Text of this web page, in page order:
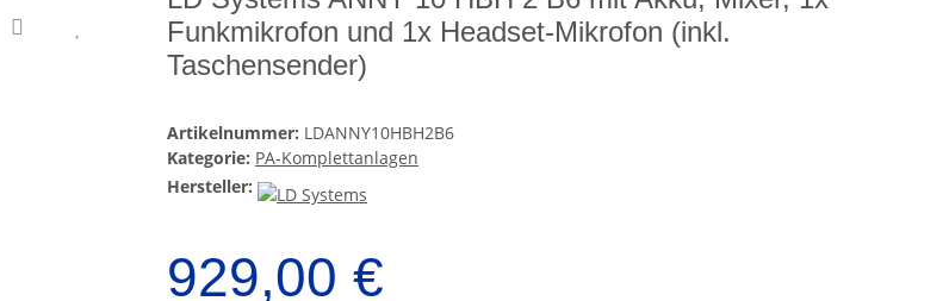
Funkmikrofon und 1x Headset-Mikrofon (inkl.
Taschensender)
Artikelnummer: LDANNY10HBH2B6
Kategorie: PA-Komplettanlagen
Hersteller:
929,00 €